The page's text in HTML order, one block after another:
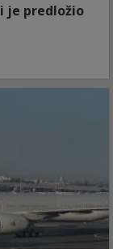
je predložio